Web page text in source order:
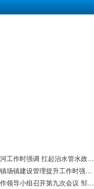
邹自景在开展巡河工作时强调 扛起治水管水政治责任 持续改善内江水环境质量
邹自景调研建制镇场镇建设管理提升工作时强调 实施场镇提升行动 切实在“管理”上下功夫 不断改善和提升居民生产生活环境
八届市委巡察工作领导小组召开第九次会议 邹自景主持会议并讲话